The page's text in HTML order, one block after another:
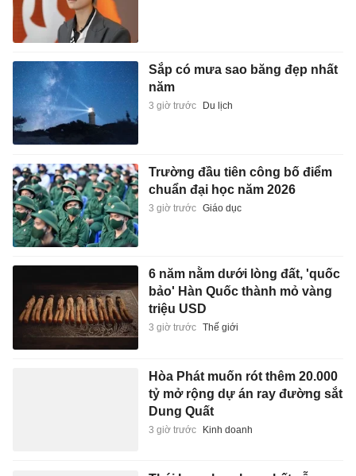
Sắp có mưa sao băng đẹp nhất
năm
3 giờ trước Du lịch
Trường đầu tiên công bố điểm
chuẩn đại học năm 2026
3 giờ trước Giáo dục
6 năm nằm dưới lòng đất, 'quốc
bảo' Hàn Quốc thành mỏ vàng
triệu USD
3 giờ trước Thế giới
Hòa Phát muốn rót thêm 20.000
tỷ mở rộng dự án ray đường sắt
Dung Quất
3 giờ trước Kinh doanh